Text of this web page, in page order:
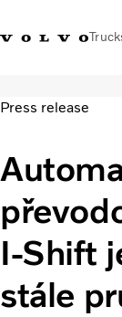
111
Segmentace
Služby
Použitá vozidla
Servisní síť a
Novinky
Kontaktujte nás
Press release
I-Shift
stále